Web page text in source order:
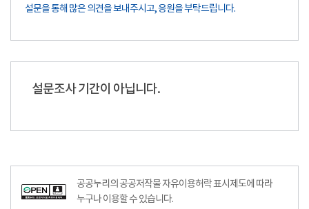
설문을 통해 많은 의견을 보내주시고, 응원을 부탁드립니다.
설문조사 기간이 아닙니다.
공공누리의 공공저작물 자유이용허락 표시제도에 따라
누구나 이용할 수 있습니다.